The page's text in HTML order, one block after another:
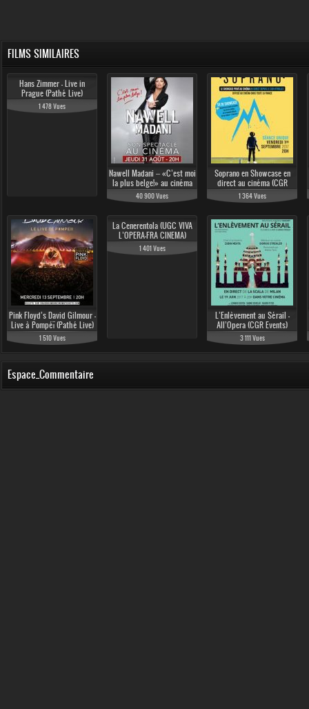
FILMS SIMILAIRES
Hans Zimmer - Live in
Prague (Pathé Live)
1 478 Vues
Nawell Madani – «C’est moi
la plus belge!» au cinéma
40 900 Vues
Soprano en Showcase en
direct au cinéma (CGR
Events 2017)
1 364 Vues
Pink Floyd’s David Gilmour -
Live à Pompéï (Pathé Live)
1 510 Vues
La Cenerentola (UGC VIVA
L’OPERA-FRA CINEMA)
1 401 Vues
L’Enlèvement au Sérail -
All’Opera (CGR Events)
3 111 Vues
Espace_Commentaire